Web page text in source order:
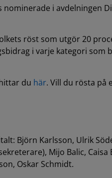
i avdelningen
röst som utgör 20
i varje kategori som
du här. Vill du rösta på
Björn Karlsson, Ulrik
Mijo Balic, Caisa
Oskar Schmidt.